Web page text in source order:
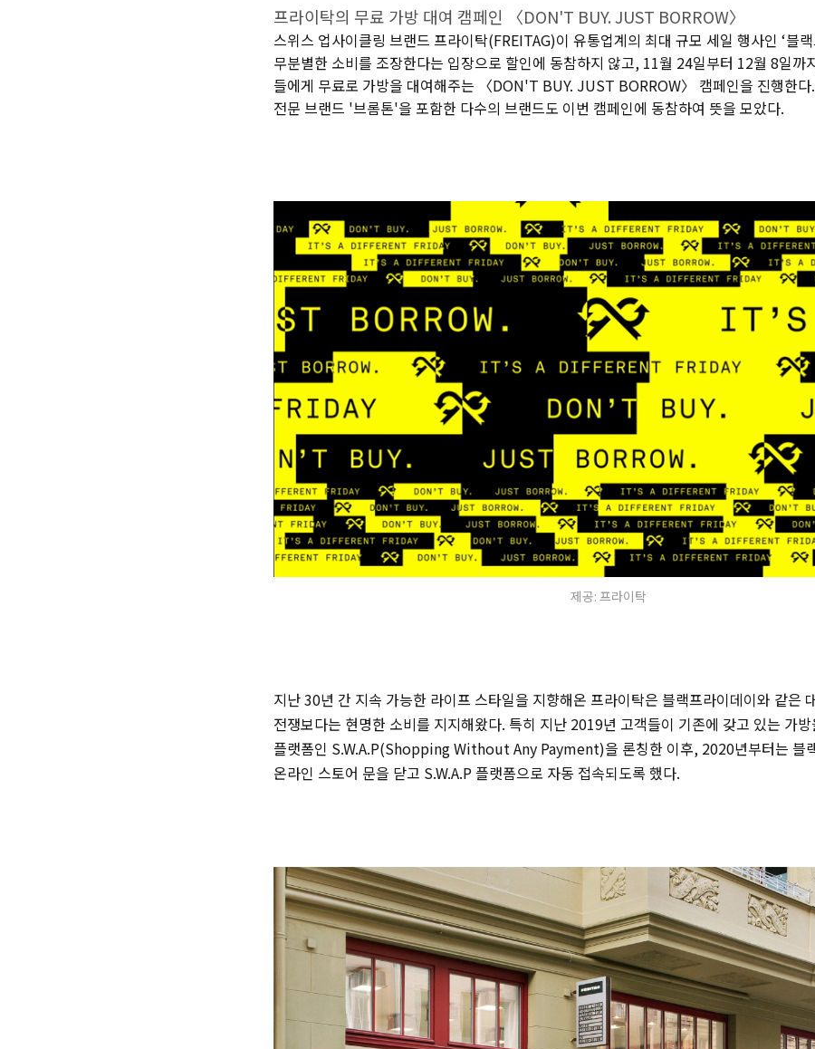
프라이탁의 무료 가방 대여 캠페인 〈DON'T BUY. JUST BORROW〉
스위스 업사이클링 브랜드 프라이탁(FREITAG)이 유통업계의 최대 규모 세일 행사인 ‘블
무분별한 소비를 조장한다는 입장으로 할인에 동참하지 않고, 11월 24일부터 12월 8일까
들에게 무료로 가방을 대여해주는 〈DON'T BUY. JUST BORROW〉 캠페인을 진행한다
전문 브랜드 '브롬톤'을 포함한 다수의 브랜드도 이번 캠페인에 동참하여 뜻을 모았다.
제공: 프라이탁
지난 30년 간 지속 가능한 라이프 스타일을 지향해온 프라이탁은 블랙프라이데이와 같은
전쟁보다는 현명한 소비를 지지해왔다. 특히 지난 2019년 고객들이 기존에 갖고 있는 가
플랫폼인 S.W.A.P(Shopping Without Any Payment)을 론칭한 이후, 2020년부터는 블
온라인 스토어 문을 닫고 S.W.A.P 플랫폼으로 자동 접속되도록 했다.